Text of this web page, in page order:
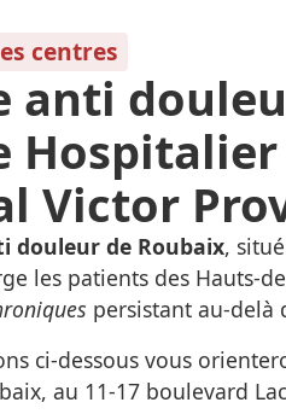
centres
anti
Victor
douleur de Roubaix,
les patients des Hauts-
persistant au-delà
ci-dessous vous
au 11-17 boulevard